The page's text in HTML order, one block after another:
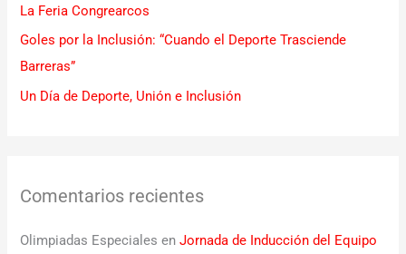
La Feria Congrearcos
Goles por la Inclusión: “Cuando el Deporte Trasciende
Barreras”
Un Día de Deporte, Unión e Inclusión
Comentarios recientes
Olimpiadas Especiales enJornada de Inducción del Equipo